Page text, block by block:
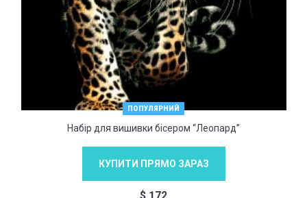
ПОПУЛЯРНИЙ
Набір для вишивки бісером “Леопард”
КУПИТИ ПРЯМО ЗАРАЗ